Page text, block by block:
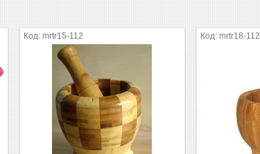
mrtr15-112 mrtr18-112